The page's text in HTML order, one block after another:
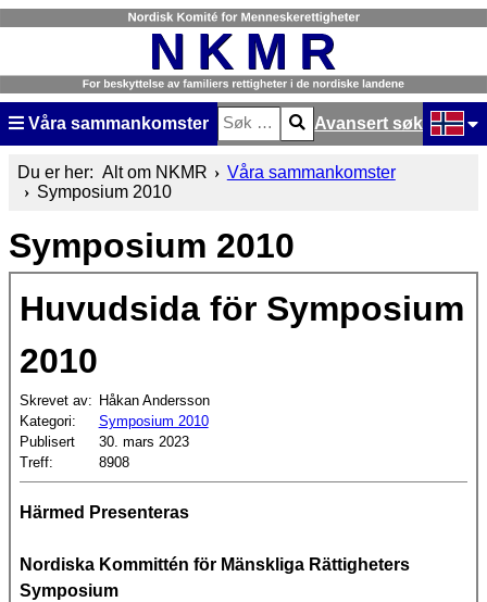
Våra sammankomster
Søk
Type 2 or more characters for
Avansert søk
Du er her: Alt om NKMR
Våra sammankomster
Symposium 2010
Symposium 2010
Huvudsida för Symposium
2010
Skrevet av: Håkan Andersson
Kategori:
Symposium 2010
Publisert
30. mars 2023
Treff:
8908
Härmed Presenteras
Nordiska Kommittén för Mänskliga Rättigheters
Symposium